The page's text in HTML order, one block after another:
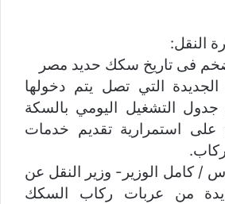
النقل:
فى تاريخ سكك حديد مصر
الجديدة التي تصل يتم دخولها
جدول التشغيل اليومي بالسكة
على استمرارية تقديم خدمات
/ كامل الوزير- وزير النقل عن
من عربات ركاب السكك